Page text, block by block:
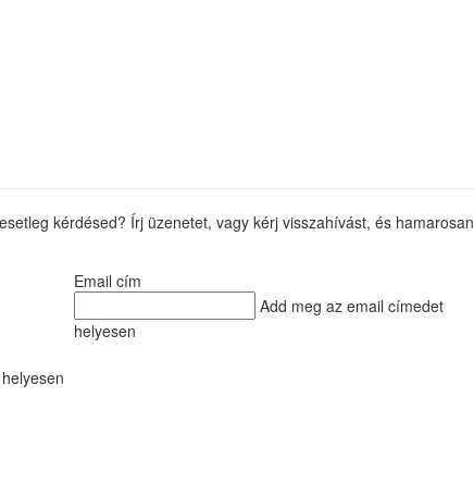
kérdésed? Írj üzenetet, vagy kérj visszahívást, és hamarosan
Email cím
Add meg az email címedet
helyesen